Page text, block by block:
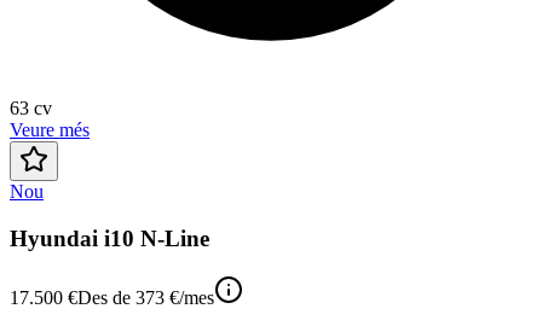
63 cv
Veure més
Nou
Hyundai i10 N-Line
17.500 €Des de 373 €/mes